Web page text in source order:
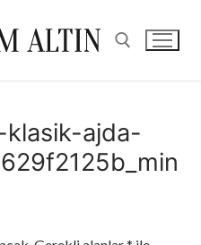
ajda-